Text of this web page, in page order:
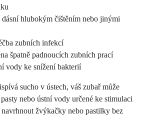
dásní hlubokým čištěním nebo jinými
zubních infekcí
špatně padnoucích zubních prací
vody ke snížení bakterií
sucho v ústech, váš zubař může
nebo ústní vody určené ke stimulaci
žvýkačky nebo pastilky bez